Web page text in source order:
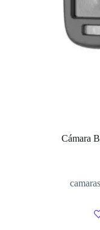
Cámara
camaras